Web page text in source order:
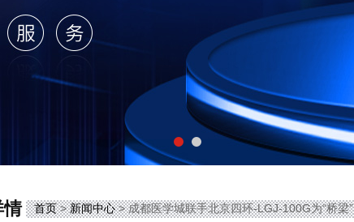
情 首页>新闻中心> 成都医学城联手北京四环-LGJ-100G为“桥梁”